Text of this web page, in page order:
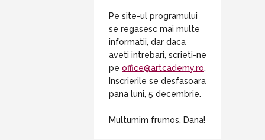
Pe site-ul programului
se regasesc mai multe
informatii, dar daca
aveti intrebari, scrieti-ne
pe office@artcademy.ro.
Inscrierile se desfasoara
pana luni, 5 decembrie.
Multumim frumos, Dana!